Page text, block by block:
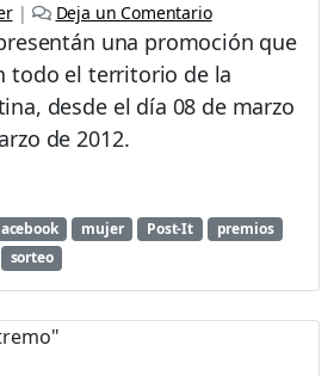
| Deja un Comentario
una promoción que
todo el territorio de la
desde el día 08 de marzo
de 2012.
mujer Post-It
premios
sorteo